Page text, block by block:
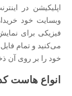
اپلیکیشن در
وبسایت خود
فیزیکی برای
می‌کنید و تمام
خود را بر روی آن
انواع هاست